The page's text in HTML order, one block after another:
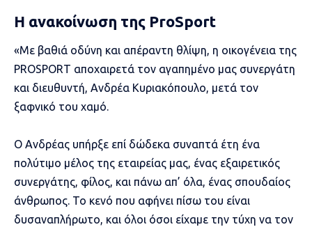
H ανακοίνωση της ProSport
«Με βαθιά οδύνη και απέραντη θλίψη, η οικογένεια της
PROSPORT αποχαιρετά τον αγαπημένο μας συνεργάτη
και διευθυντή, Ανδρέα Κυριακόπουλο, μετά τον
ξαφνικό του χαμό.
Ο Ανδρέας υπήρξε επί δώδεκα συναπτά έτη ένα
πολύτιμο μέλος της εταιρείας μας, ένας εξαιρετικός
συνεργάτης, φίλος, και πάνω απ’ όλα, ένας σπουδαίος
άνθρωπος. Το κενό που αφήνει πίσω του είναι
δυσαναπλήρωτο, και όλοι όσοι είχαμε την τύχη να τον